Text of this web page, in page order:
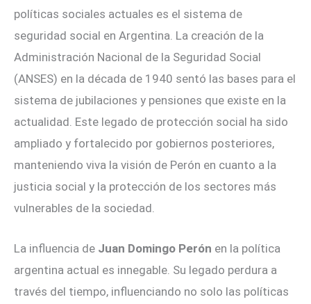
políticas sociales actuales es el sistema de
seguridad social en Argentina. La creación de la
Administración Nacional de la Seguridad Social
(ANSES) en la década de 1940 sentó las bases para el
sistema de jubilaciones y pensiones que existe en la
actualidad. Este legado de protección social ha sido
ampliado y fortalecido por gobiernos posteriores,
manteniendo viva la visión de Perón en cuanto a la
justicia social y la protección de los sectores más
vulnerables de la sociedad.
La influencia de Juan Domingo Perón en la política
argentina actual es innegable. Su legado perdura a
través del tiempo, influenciando no solo las políticas